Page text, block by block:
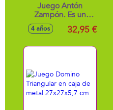
Juego Antón
Zampón. Es un
Comilón y siempre
tiene Hambre.
4 años 32,95 €